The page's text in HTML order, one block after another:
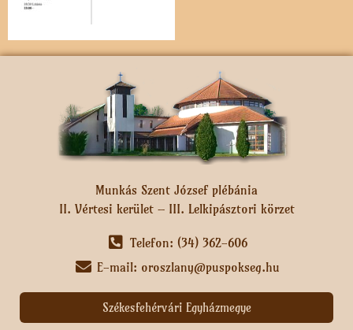
Munkás Szent József plébánia
II. Vértesi kerület – III. Lelkipásztori körzet
Telefon: (34) 362-606
E-mail: oroszlany@puspokseg.hu
Székesfehérvári Egyházmegye